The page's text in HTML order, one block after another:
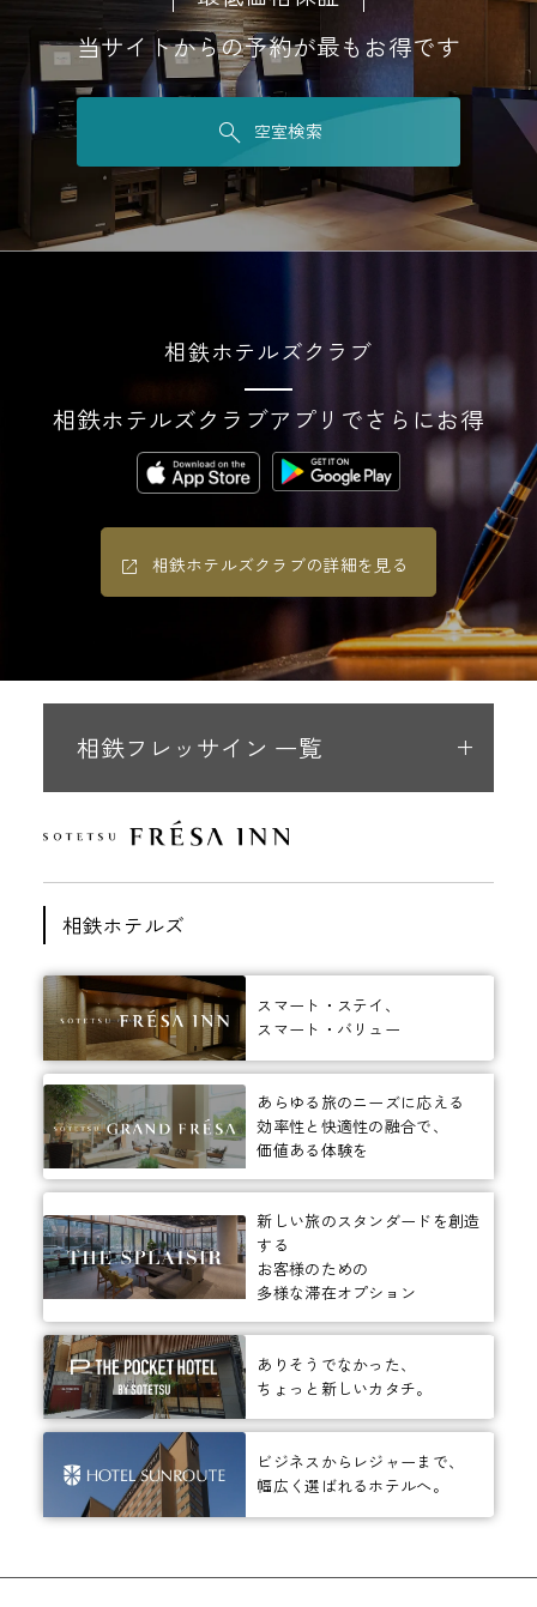
当サイトからの予約が最もお得です
空室検索
相鉄ホテルズクラブ
相鉄ホテルズクラブアプリでさらにお得
相鉄ホテルズクラブの詳細を見る
相鉄フレッサイン 一覧
相鉄ホテルズ
スマート・ステイ、
スマート・バリュー
あらゆる旅のニーズに応える
効率性と快適性の融合で、
価値ある体験を
新しい旅のスタンダードを創造
する
お客様のための
多様な滞在オプション
ありそうでなかった、
ちょっと新しいカタチ。
ビジネスからレジャーまで、
幅広く選ばれるホテルへ。